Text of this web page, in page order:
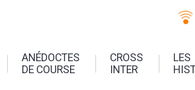
ANÉDOCTES
DE COURSE
CROSS
INTER
LES